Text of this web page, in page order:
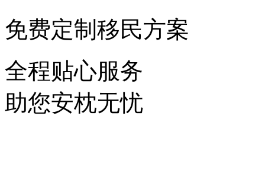
免费定制移民方案
全程贴心服务
助您安枕无忧